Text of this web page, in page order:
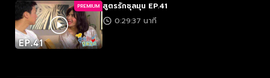
PREMIUM สูตรรักชุลมุน EP.41
0:29:37 นาที